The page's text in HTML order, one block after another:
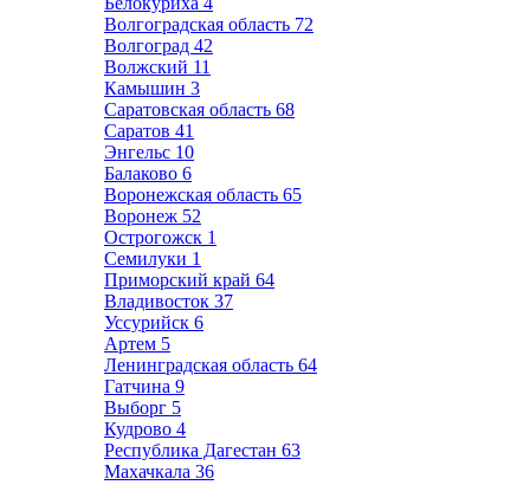
Волгоградская область 72
Волгоград 42
Волжский 11
Камышин 3
Саратовская область 68
Саратов 41
Энгельс 10
Балаково 6
Воронежская область 65
Воронеж 52
Острогожск 1
Семилуки 1
Приморский край 64
Владивосток 37
Уссурийск 6
Артем 5
Ленинградская область 64
Гатчина 9
Выборг 5
Кудрово 4
Республика Дагестан 63
Махачкала 36